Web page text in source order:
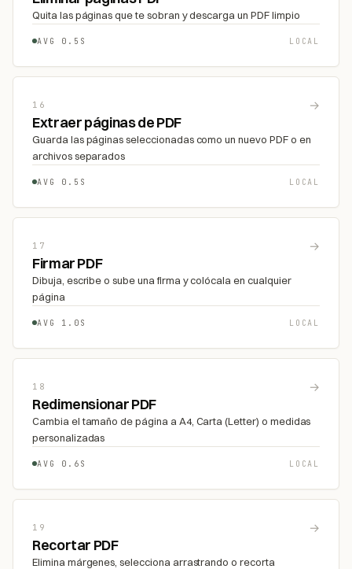
Quita las páginas que te sobran y descarga un PDF limpio
AVG 0.5S LOCAL
16 →
Extraer páginas de PDF
Guarda las páginas seleccionadas como un nuevo PDF o en
archivos separados
AVG 0.5S LOCAL
17 →
Firmar PDF
Dibuja, escribe o sube una firma y colócala en cualquier
página
AVG 1.0S LOCAL
18 →
Redimensionar PDF
Cambia el tamaño de página a A4, Carta (Letter) o medidas
personalizadas
AVG 0.6S LOCAL
19 →
Recortar PDF
Elimina márgenes, selecciona arrastrando o recorta